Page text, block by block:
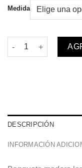
Medida
Banqueta Maullin OC
DESCRIPCIÓN
INFORMACIÓN